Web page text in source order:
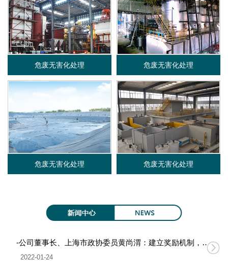
）
有
限
公
司
司
危废无害化处理 危废无害化处理
危废无害化处理 危废无害化处理
-公司董事长、上海市政协委员黄尚渭：建立奖励机制，促进无废城市建设
2022-01-24